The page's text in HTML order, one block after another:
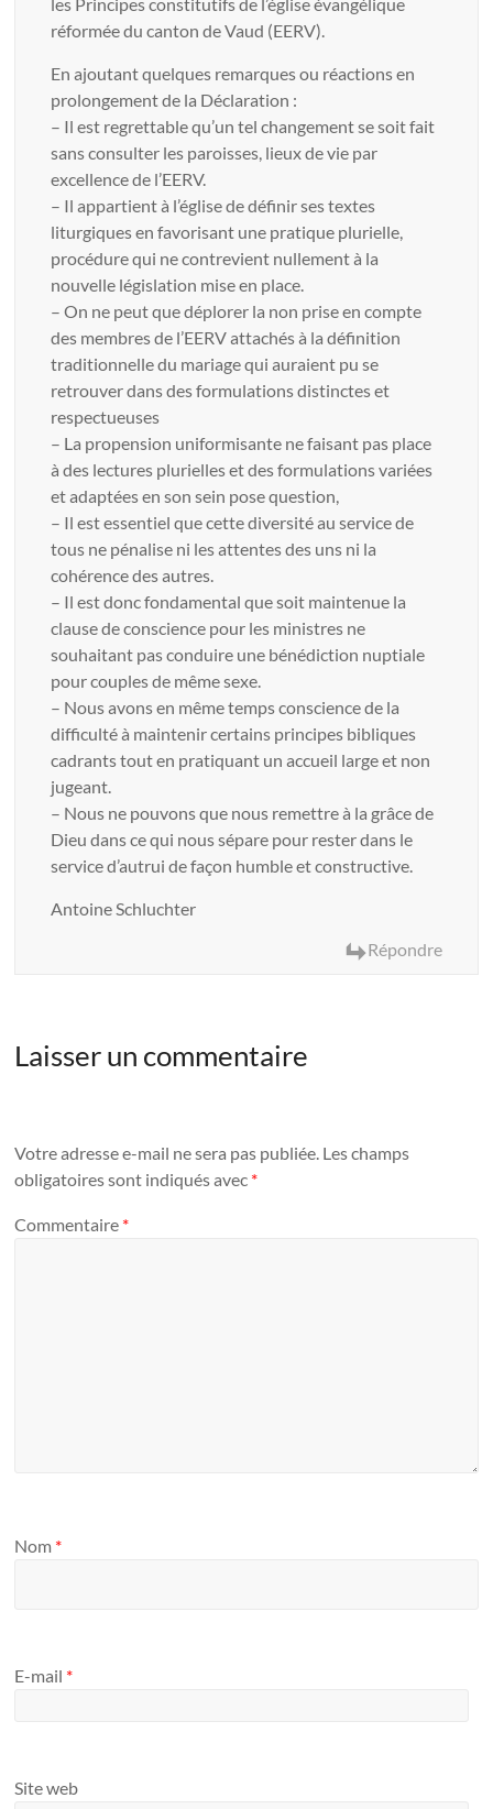
réformée du canton de Vaud (EERV).
En ajoutant quelques remarques ou réactions en
prolongement de la Déclaration :
– Il est regrettable qu’un tel changement se soit fait
sans consulter les paroisses, lieux de vie par
excellence de l’EERV.
– Il appartient à l’église de définir ses textes
liturgiques en favorisant une pratique plurielle,
procédure qui ne contrevient nullement à la
nouvelle législation mise en place.
– On ne peut que déplorer la non prise en compte
des membres de l’EERV attachés à la définition
traditionnelle du mariage qui auraient pu se
retrouver dans des formulations distinctes et
respectueuses
– La propension uniformisante ne faisant pas place
à des lectures plurielles et des formulations variées
et adaptées en son sein pose question,
– Il est essentiel que cette diversité au service de
tous ne pénalise ni les attentes des uns ni la
cohérence des autres.
– Il est donc fondamental que soit maintenue la
clause de conscience pour les ministres ne
souhaitant pas conduire une bénédiction nuptiale
pour couples de même sexe.
– Nous avons en même temps conscience de la
difficulté à maintenir certains principes bibliques
cadrants tout en pratiquant un accueil large et non
jugeant.
– Nous ne pouvons que nous remettre à la grâce de
Dieu dans ce qui nous sépare pour rester dans le
service d’autrui de façon humble et constructive.
Antoine Schluchter
Répondre
Laisser un commentaire
Votre adresse e-mail ne sera pas publiée. Les champs
obligatoires sont indiqués avec *
Commentaire *
Nom *
E-mail *
Site web